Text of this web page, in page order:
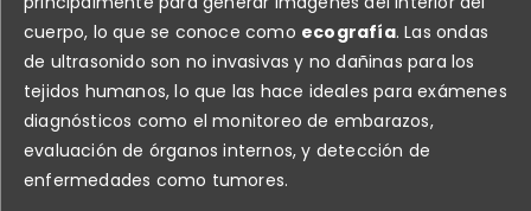
cuerpo, lo que se conoce como ecografía. Las ondas
de ultrasonido son no invasivas y no dañinas para los
tejidos humanos, lo que las hace ideales para exámenes
diagnósticos como el monitoreo de embarazos,
evaluación de órganos internos, y detección de
enfermedades como tumores.